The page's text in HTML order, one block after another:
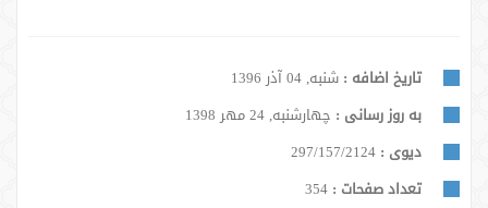
تاریخ اضافه : شنبه, 04 آذر 1396
به روز رسانی : چهارشنبه, 24 مهر 1398
دیوی : 297/157/2124
تعداد صفحات :